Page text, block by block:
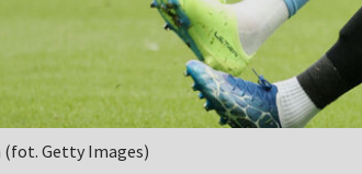
(fot. Getty Images)